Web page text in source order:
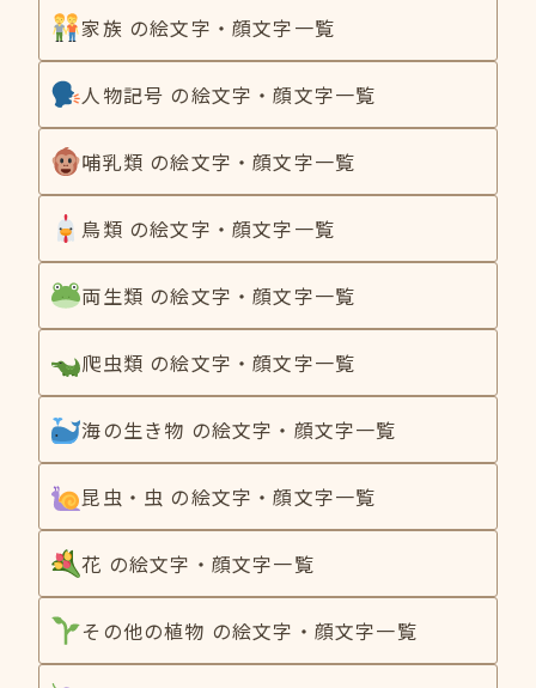
家族 の絵文字・顔文字一覧
人物記号 の絵文字・顔文字一覧
哺乳類 の絵文字・顔文字一覧
鳥類 の絵文字・顔文字一覧
両生類 の絵文字・顔文字一覧
爬虫類 の絵文字・顔文字一覧
海の生き物 の絵文字・顔文字一覧
昆虫・虫 の絵文字・顔文字一覧
花 の絵文字・顔文字一覧
その他の植物 の絵文字・顔文字一覧